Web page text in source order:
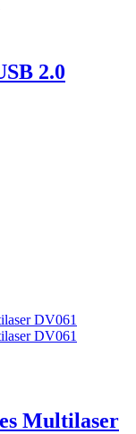
2.0
Multilaser